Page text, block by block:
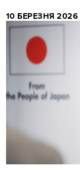
10 БЕРЕЗНЯ 2026